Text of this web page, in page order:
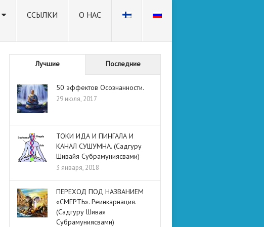
ССЫЛКИ О НАС
Лучшие Последние
50 эффектов Осознанности.
29 июля, 2017
ТОКИ ИДА И ПИНГАЛА И
КАНАЛ СУШУМНА. (Садгуру
Шивайя Субрамуниясвами)
3 января, 2018
ПЕРЕХОД ПОД НАЗВАНИЕМ
«СМЕРТЬ». Реинкарнация.
(Садгуру Шивая
Субрамуниясвами)